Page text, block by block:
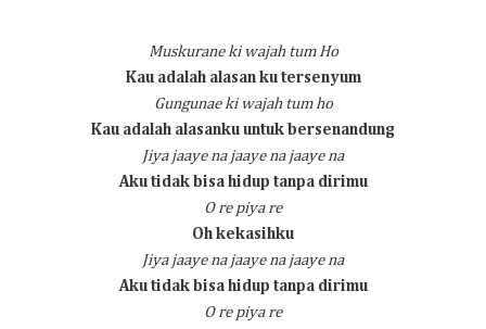
Muskurane ki wajah tum Ho
Kau adalah alasan ku tersenyum
Gungunae ki wajah tum ho
Kau adalah alasanku untuk bersenandung
Jiya jaaye na jaaye na jaaye na
Aku tidak bisa hidup tanpa dirimu
O re piya re
Oh kekasihku
Jiya jaaye na jaaye na jaaye na
Aku tidak bisa hidup tanpa dirimu
O re piya re